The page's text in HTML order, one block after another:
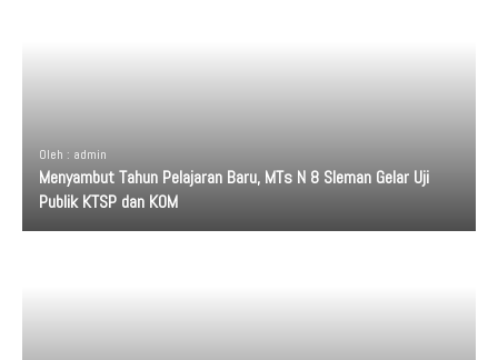
Oleh : admin
Menyambut Tahun Pelajaran Baru, MTs N 8 Sleman Gelar Uji
Publik KTSP dan KOM